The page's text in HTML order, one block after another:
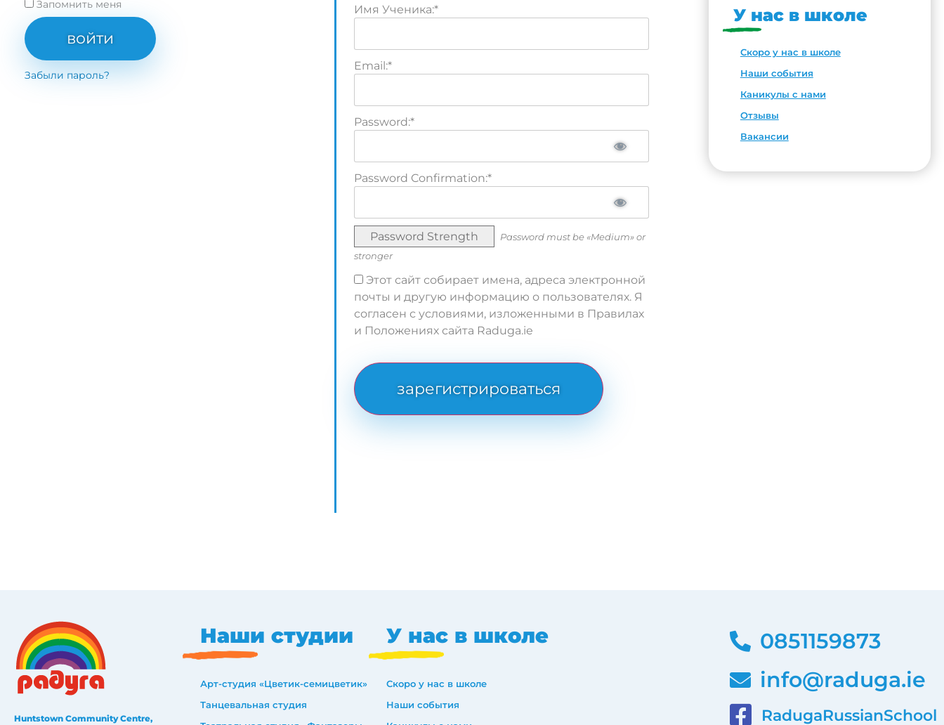
Запомнить меня
войти
Забыли пароль?
Имя Ученика:*
Email:*
Password:*
Password Confirmation:*
Password Strength
Password must be «Medium» or
stronger
Этот сайт собирает имена, адреса электронной
почты и другую информацию о пользователях. Я
согласен с условиями, изложенными в Правилах
и Положениях сайта Raduga.ie
No val
У нас в школе
Скоро у нас в школе
Наши события
Каникулы с нами
Отзывы
Вакансии
Huntstown Community Centre,
Наши студии
Арт-студия «Цветик-семицветик»
Танцевальная студия
У нас в школе
Скоро у нас в школе
Наши события
0851159873
info@raduga.ie
RadugaRussianSchool